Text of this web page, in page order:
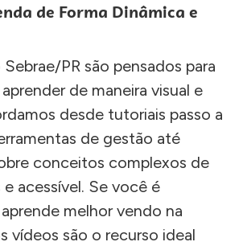
de Forma Dinâmica e
Sebrae/PR são pensados para
de maneira visual e
desde tutoriais passo a
de gestão até
conceitos complexos de
acessível. Se você é
melhor vendo na
vídeos são o recurso ideal